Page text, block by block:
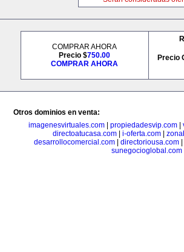
COMPRAR AHORA
Precio $750.00
COMPRAR AHORA
Precio
Otros dominios en venta:
imagenesvirtuales.com| propiedadesvip.com|
directoatucasa.com| i-oferta.com|
desarrollocomercial.com
directoriousa.com
sunegocioglobal.com